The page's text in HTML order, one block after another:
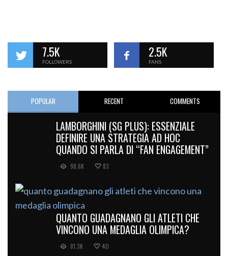
7.5K
FOLLOWERS
2.5K
FANS
POPULAR RECENT COMMENTS
LAMBORGHINI (SG PLUS): ESSENZIALE
DEFINIRE UNA STRATEGIA AD HOC
QUANDO SI PARLA DI “FAN ENGAGEMENT”
98.6K 83
QUANTO GUADAGNANO GLI ATLETI CHE
VINCONO UNA MEDAGLIA OLIMPICA?
81.3K 40